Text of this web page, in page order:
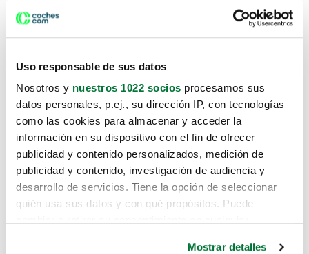
Uso responsable de sus datos
Nosotros y nuestros 1022 socios procesamos sus
datos personales, p.ej., su dirección IP, con tecnologías
como las cookies para almacenar y acceder la
información en su dispositivo con el fin de ofrecer
publicidad y contenido personalizados, medición de
publicidad y contenido, investigación de audiencia y
desarrollo de servicios. Tiene la opción de seleccionar
quién usa sus datos y con qué propósitos. Puede
Mostrar detalles
Lo sentimos, no sabemos como
te hemos traido hasta aquí.
Pero puedes encontrar el coche que estás
buscando en alguno de estos enlaces: